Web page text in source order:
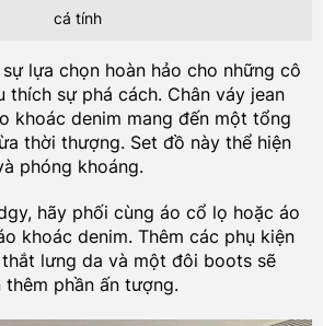
cá tính
lựa chọn hoàn hảo cho những cô
thích sự phá cách. Chân váy jean
khoác denim mang đến một tổng
thời thượng. Set đồ này thể hiện
phóng khoáng.
hãy phối cùng áo cổ lọ hoặc áo
khoác denim. Thêm các phụ kiện
lưng da và một đôi boots sẽ
phần ấn tượng.